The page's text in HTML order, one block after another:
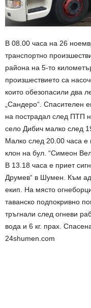
В 08.00 часа на 26
транспортно
района на 5-то
произшествието са
които обезопасили два
„Сандеро“. Спасителен
на пострадал след ПТП
село Дибич малко след
Малко след 20.00 часа е
клон на бул. “Симеон
В 13.18 часа е приет
Друмев“ в Шумен. Към
екип. На място
таванско подпокривно
тръгнали след огневи
вода и 6 кг. прах.
24shumen.com